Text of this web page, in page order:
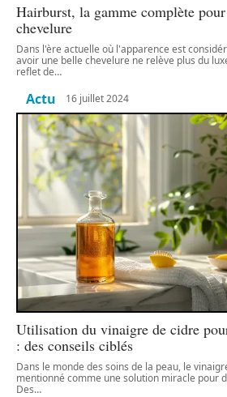
Hairburst, la gamme complète
chevelure
Dans l'ère actuelle où l'apparence est
avoir une belle chevelure ne relève plus du
reflet de…
Actu 16 juillet 2024
Utilisation du vinaigre de cidre
: des conseils ciblés
Dans le monde des soins de la peau, le
mentionné comme une solution miracle pour
Des…